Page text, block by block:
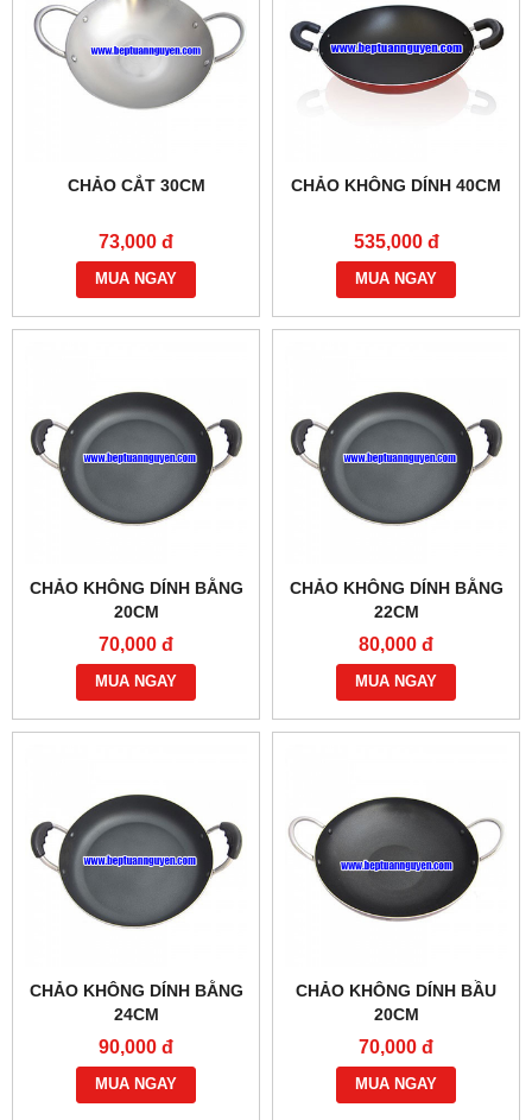
CHẢO CẮT 30CM
73,000 đ
MUA NGAY
CHẢO KHÔNG DÍNH 40CM
535,000 đ
MUA NGAY
CHẢO KHÔNG DÍNH BẰNG
20CM
70,000 đ
MUA NGAY
CHẢO KHÔNG DÍNH BẰNG
22CM
80,000 đ
MUA NGAY
CHẢO KHÔNG DÍNH BẰNG
24CM
90,000 đ
MUA NGAY
CHẢO KHÔNG DÍNH BẦU
20CM
70,000 đ
MUA NGAY